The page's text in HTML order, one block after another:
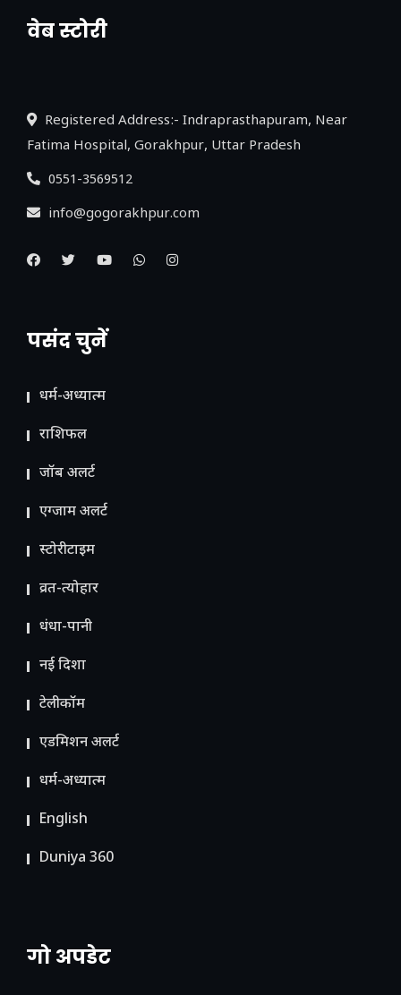
वेब स्टोरी
नया एक्सप्रेसवे: पूर्वांचल का लक, डेवलपमेंट का
Registered Address:- Indraprasthapuram, Near
Fatima Hospital, Gorakhpur, Uttar Pradesh
0551-3569512
info@gogorakhpur.com
पसंद चुनें
धर्म-अध्यात्म
राशिफल
जॉब अलर्ट
एग्जाम अलर्ट
स्टोरीटाइम
व्रत-त्योहार
धंधा-पानी
नई दिशा
टेलीकॉम
ए​डमिशन अलर्ट
धर्म-अध्यात्म
English
Duniya 360
गो अपडेट